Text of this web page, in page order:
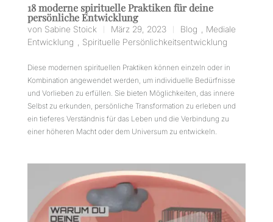
18 moderne spirituelle Praktiken für deine
persönliche Entwicklung
von Sabine Stoick März 29, 2023 Blog
Mediale
Entwicklung
Spirituelle Persönlichkeitsentwicklung
Diese modernen spirituellen Praktiken können einzeln oder in
Kombination angewendet werden, um individuelle Bedürfnisse
und Vorlieben zu erfüllen. Sie bieten Möglichkeiten, das innere
Selbst zu erkunden, persönliche Transformation zu erleben und
ein tieferes Verständnis für das Leben und die Verbindung zu
einer höheren Macht oder dem Universum zu entwickeln.